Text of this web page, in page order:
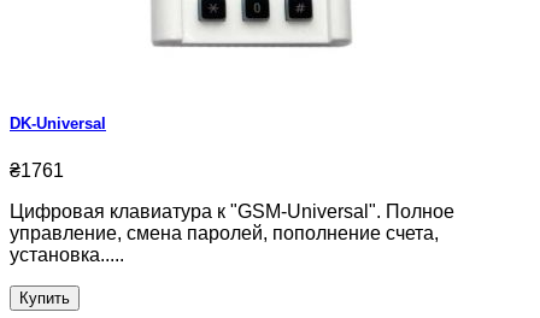
DK-Universal
₴1761
Цифровая клавиатура к "GSM-Universal". Полное
управление, смена паролей, пополнение счета,
установка.....
Купить